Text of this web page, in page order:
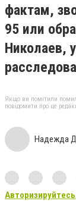
фактам,
95 или
Николаев,
Якщо ви помітили
повідомити про це
Надежда
Авторизируйтесь